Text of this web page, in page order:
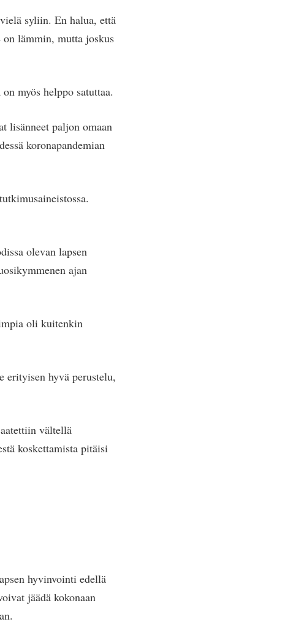
syliin. En halua, että
on lämmin, mutta joskus
myös helppo satuttaa.
lisänneet paljon omaan
koronapandemian
olevan lapsen
ajan
oli kuitenkin
erityisen hyvä perustelu,
vältellä
koskettamista pitäisi
hyvinvointi edellä
jäädä kokonaan